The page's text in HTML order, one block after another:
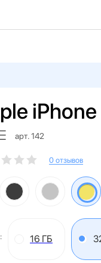
арт. 142
0 отзывов
16 ГБ